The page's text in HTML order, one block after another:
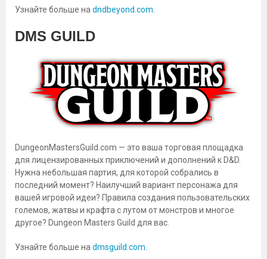
Узнайте больше на dndbeyond.com
DMS GUILD
DungeonMastersGuild.com — это ваша торговая площадка
для лицензированных приключений и дополнений к D&D.
Нужна небольшая партия, для которой собрались в
последний момент? Наилучший вариант персонажа для
вашей игровой идеи? Правила создания пользовательских
големов, жатвы и крафта с лутом от монстров и многое
другое? Dungeon Masters Guild для вас.
Узнайте больше на dmsguild.com